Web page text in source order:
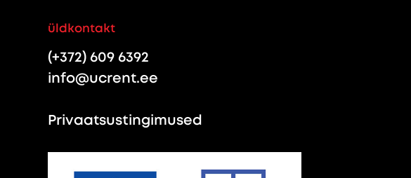
üldkontakt
(+372) 609 6392
info@ucrent.ee
Privaatsustingimused